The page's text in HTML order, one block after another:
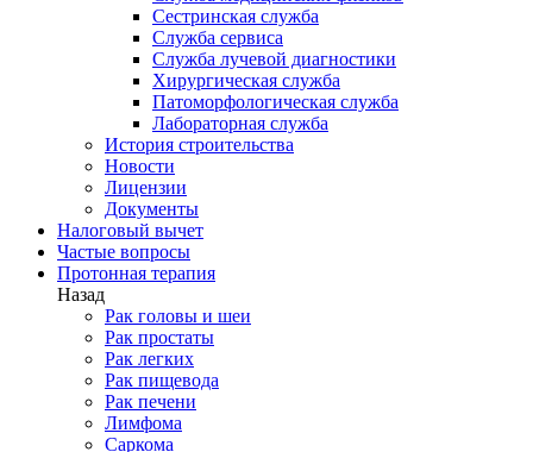
Сестринская служба
Служба сервиса
Служба лучевой диагностики
Хирургическая служба
Патоморфологическая служба
Лабораторная служба
История строительства
Новости
Лицензии
Документы
Налоговый вычет
Частые вопросы
Протонная терапия
Назад
Рак головы и шеи
Рак простаты
Рак легких
Рак пищевода
Рак печени
Лимфома
Саркома